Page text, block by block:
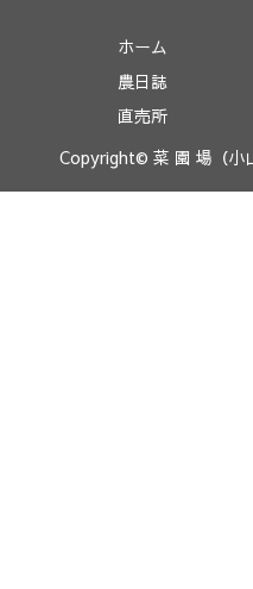
ホーム
農日誌
直売所
Copyright© 菜 園 場（小